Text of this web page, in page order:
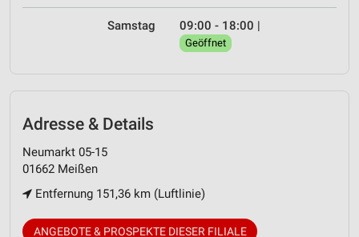
Samstag 09:00 - 18:00 |
Geöffnet
Adresse & Details
Neumarkt 05-15
01662 Meißen
Entfernung 151,36 km (Luftlinie)
ANGEBOTE & PROSPEKTE DIESER FILIALE